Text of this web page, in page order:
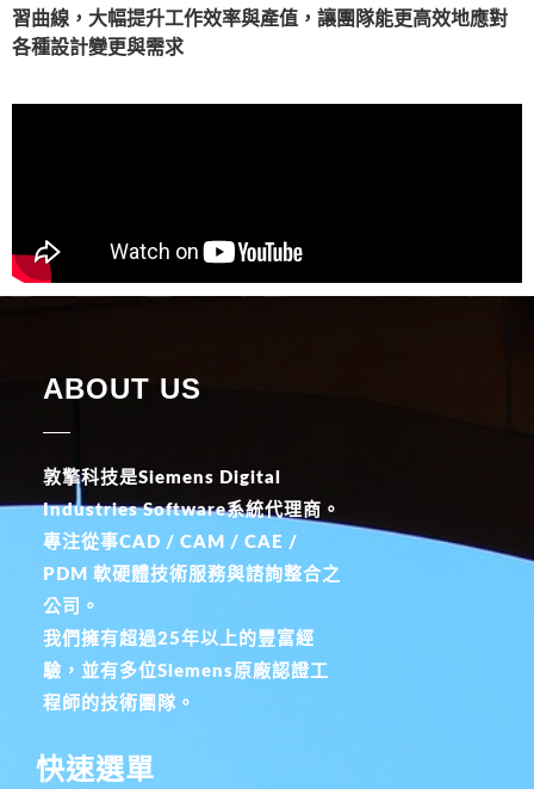
習曲線，大幅提升工作效率與產值，讓團隊能更高效地應對
各種設計變更與需求
ABOUT US
敦擎科技是Siemens Digital
Industries Software系統代理商。
專注從事CAD / CAM / CAE /
PDM 軟硬體技術服務與諮詢整合之
公司。
我們擁有超過25年以上的豐富經
驗，並有多位Siemens原廠認證工
程師的技術團隊。
快速選單